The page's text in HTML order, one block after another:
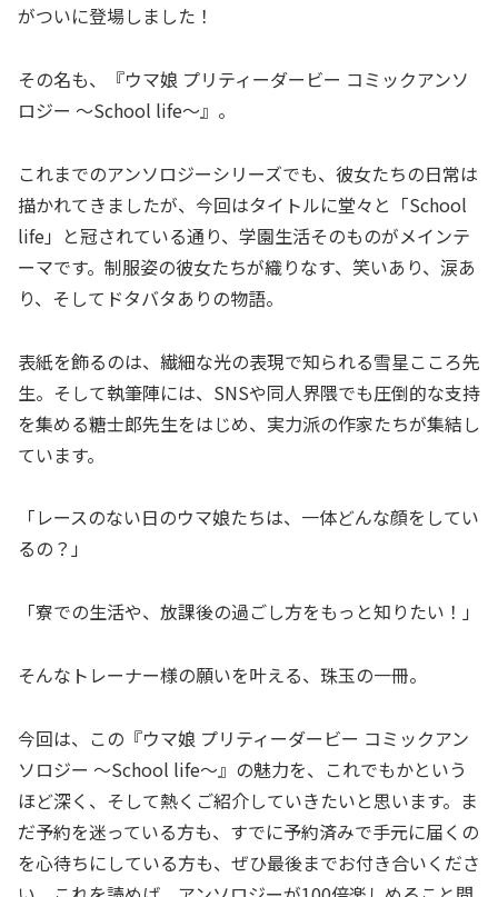
がついに登場しました！
その名も、『ウマ娘 プリティーダービー コミックアンソ
ロジー ～School life～』。
これまでのアンソロジーシリーズでも、彼女たちの日常は
描かれてきましたが、今回はタイトルに堂々と「School
life」と冠されている通り、学園生活そのものがメインテ
ーマです。制服姿の彼女たちが織りなす、笑いあり、涙あ
り、そしてドタバタありの物語。
表紙を飾るのは、繊細な光の表現で知られる雪星こころ先
生。そして執筆陣には、SNSや同人界隈でも圧倒的な支持
を集める糖士郎先生をはじめ、実力派の作家たちが集結し
ています。
「レースのない日のウマ娘たちは、一体どんな顔をしてい
るの？」
「寮での生活や、放課後の過ごし方をもっと知りたい！」
そんなトレーナー様の願いを叶える、珠玉の一冊。
今回は、この『ウマ娘 プリティーダービー コミックアン
ソロジー ～School life～』の魅力を、これでもかという
ほど深く、そして熱くご紹介していきたいと思います。ま
だ予約を迷っている方も、すでに予約済みで手元に届くの
を心待ちにしている方も、ぜひ最後までお付き合いくださ